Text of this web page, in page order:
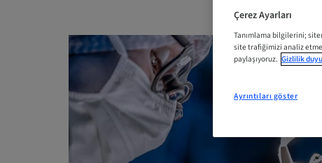
Çerez Ayarları
Tanımlama bilgilerini;
site trafiğimizi analiz
paylaşıyoruz. Gizlilik
Ayrıntıları göster